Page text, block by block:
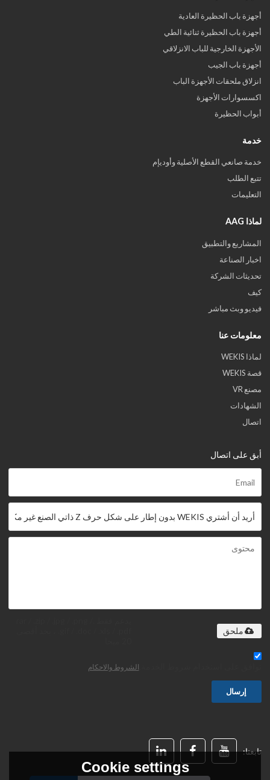
أجهزة باب الحظيرة العادية
أجهزة باب الحظيرة ثنائية الطي
الأجهزة الخارجية للباب الانزلاقي
أجهزة باب الجيب
انزلاق ملحقات الأجهزة الباب
اكسسوارات الأجهزة
أبواب الحظيرة
خدمة
خدمة صانعي القطع الأصلية وأوديإم
تتبع الطلب
التعليمات
لماذا AAG
المشاريع والتطبيق
اخبار الصناعة
تحديثات الشركة
كيف
فيديو وبث مباشر
معلومات عنا
لماذا WEKIS
قصة WEKIS
مصنع VR
الشهادات
اتصال
أبق على اتصال
ملحق
الشروط والاحكام
إرسال
تابعنا:
Cookie settings